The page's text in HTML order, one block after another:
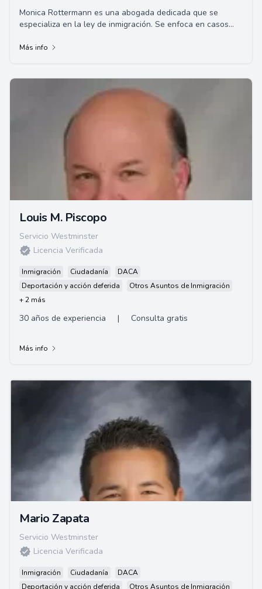
Monica Rottermann es una abogada dedicada que se
especializa en la ley de inmigración. Se enfoca en casos
Más info
Louis M. Piscopo
Servicio Westminster
Licencia Verificada
Inmigración Ciudadanía
DACA
Deportación y acción deferida
Otros Asuntos de Inmigración
+ 2 más
30 años de experiencia | Consulta gratis
Más info
Mario Zapata
Servicio Westminster
Licencia Verificada
Inmigración Ciudadanía
DACA
Deportación y acción deferida
Otros Asuntos de Inmigración